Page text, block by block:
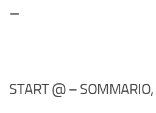
–
START @ – SOMMARIO,